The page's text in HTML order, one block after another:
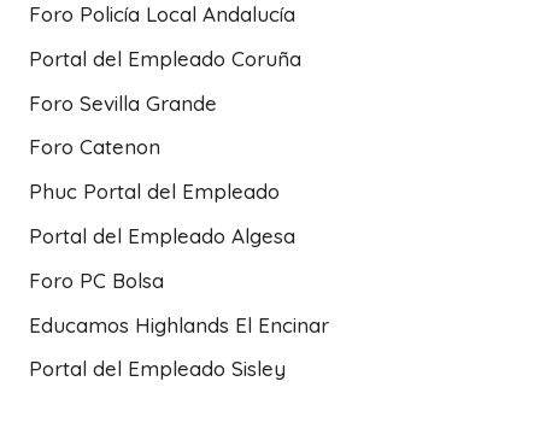
Foro Policía Local Andalucía
Portal del Empleado Coruña
Foro Sevilla Grande
Foro Catenon
Phuc Portal del Empleado
Portal del Empleado Algesa
Foro PC Bolsa
Educamos Highlands El Encinar
Portal del Empleado Sisley